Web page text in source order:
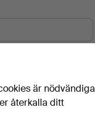
är nödvändiga
återkalla ditt